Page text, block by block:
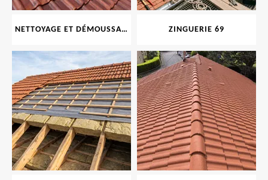
NETTOYAGE ET DÉMOUSSAGE DE TOITURE ET FAÇADE 69 ZINGUERIE 69